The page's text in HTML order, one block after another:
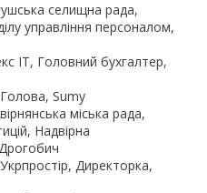
селищна рада,
управління персоналом,
ІТ, Головний бухгалтер,
Sumy
міська рада,
Надвірна
Директорка,